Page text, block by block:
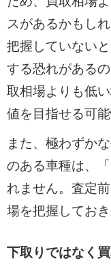
スがあるかもし
把握していない
する恐れがある
取相場よりも低
値を目指せる可能
また、極わずか
のある車種は、
れません。査定
場を把握しておき
下取りではなく